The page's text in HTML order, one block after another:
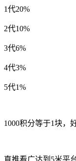
1代20%
2代10%
3代6%
4代3%
5代1%
1000积分等于1块，
直推看广达到5米平